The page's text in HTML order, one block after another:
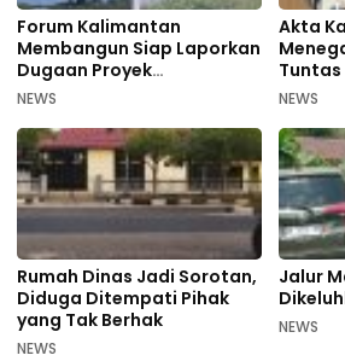
Forum Kalimantan
Membangun Siap Laporkan
Dugaan Proyek
Bermasalah PUPR Kalteng
NEWS
Akta
Tuntas
NEWS
Rumah Dinas Jadi Sorotan,
Diduga Ditempati Pihak
yang Tak Berhak
NEWS
Jalur
NEWS